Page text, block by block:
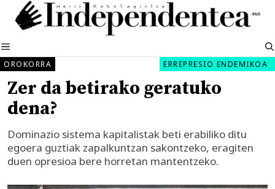
Edukira
salto
MENUA
OROKORRA ERREPRESIO ENDEMIKOA
Zer da betirako geratuko
dena?
Dominazio sistema kapitalistak beti erabiliko ditu
egoera guztiak zapalkuntzan sakontzeko, eragiten
duen opresioa bere horretan mantentzeko.